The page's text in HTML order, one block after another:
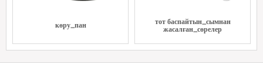
көру_пан
тот баспайтын_сымнан
жасалған_сөрелер